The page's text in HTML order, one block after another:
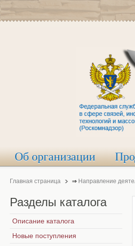
Об организации
Главная страница ⇒ Направление
Разделы каталога
Описание каталога
Новые поступления